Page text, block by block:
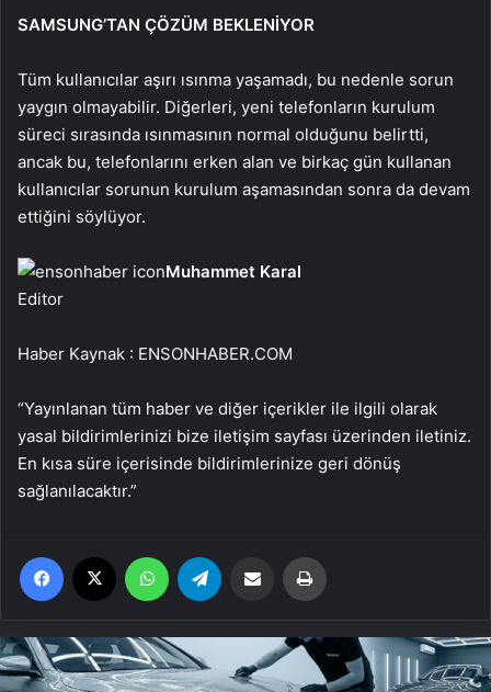
SAMSUNG’TAN ÇÖZÜM BEKLENİYOR
Tüm kullanıcılar aşırı ısınma yaşamadı, bu nedenle sorun
yaygın olmayabilir. Diğerleri, yeni telefonların kurulum
süreci sırasında ısınmasının normal olduğunu belirtti,
ancak bu, telefonlarını erken alan ve birkaç gün kullanan
kullanıcılar sorunun kurulum aşamasından sonra da devam
ettiğini söylüyor.
Muhammet Karal
Editor
Haber Kaynak : ENSONHABER.COM
“Yayınlanan tüm haber ve diğer içerikler ile ilgili olarak
yasal bildirimlerinizi bize iletişim sayfası üzerinden iletiniz.
En kısa süre içerisinde bildirimlerinize geri dönüş
sağlanılacaktır.”
Facebook WhatsApp Email'den paylaş